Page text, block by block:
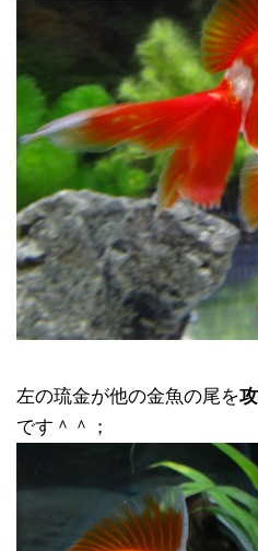
左の琉金が他の金魚の尾を
です＾＾；